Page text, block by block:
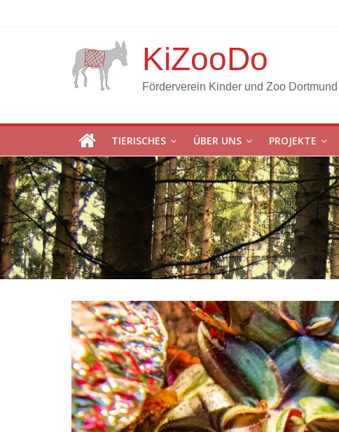
KiZooDo
Förderverein Kinder und Zoo Dortmund
TIERISCHES ÜBER UNS PROJEKTE